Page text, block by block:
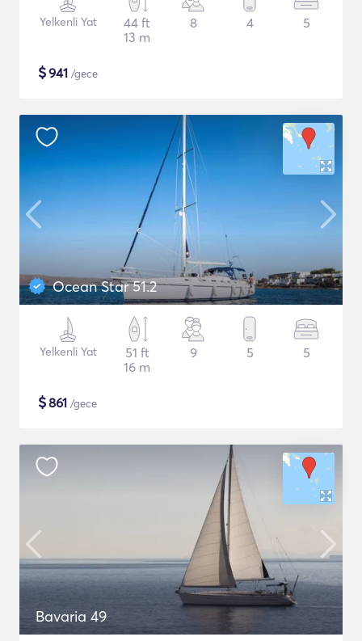
Yelkenli Yat
44 ft
13 m
8 4 5
$941 /gece
Ocean Star 51.2
Yelkenli Yat
51 ft
16 m
9 5 5
$861 /gece
Bavaria 49